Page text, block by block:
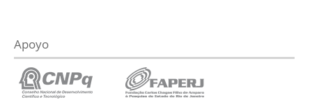
Apoyo